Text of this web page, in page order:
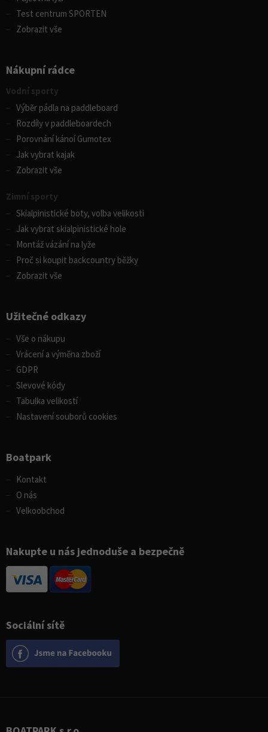
Sociální sítě
Test centrum SPORTEN
Zobrazit vše
Nákupní rádce
Vodní sporty
Výběr pádla na paddleboard
Rozdíly v paddleboardech
Porovnání kánoí Gumotex
Jak vybrat kajak
Zobrazit vše
Zimní sporty
Skialpinistické boty, volba velikosti
Jak vybrat skialpinistické hole
Montáž vázání na lyže
Proč si koupit backcountry běžky
Zobrazit vše
Užitečné odkazy
Vše o nákupu
Vrácení a výměna zboží
GDPR
Slevové kódy
Tabulka velikostí
Nastavení souborů cookies
Boatpark
Kontakt
O nás
Velkoobchod
Nakupte u nás jednoduše a bezpečně